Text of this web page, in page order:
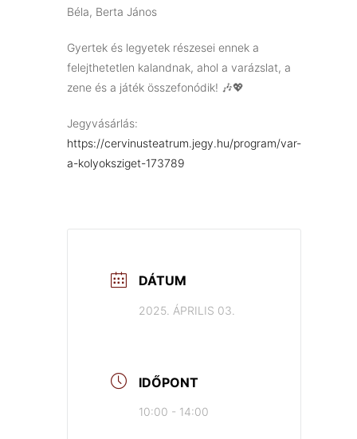
Béla, Berta János
Gyertek és legyetek részesei ennek a
felejthetetlen kalandnak, ahol a varázslat, a
zene és a játék összefonódik! 🎶💖
Jegyvásárlás:
https://cervinusteatrum.jegy.hu/program/var-
a-kolyoksziget-173789
DÁTUM
2025. ÁPRILIS 03.
IDŐPONT
10:00 - 14:00